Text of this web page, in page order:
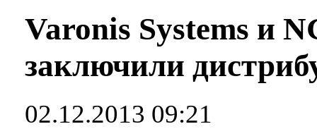
Varonis Systems и
заключили
02.12.2013 09:21